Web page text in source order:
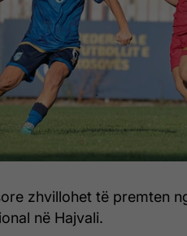
zhvillohet të premten
në Hajvali.